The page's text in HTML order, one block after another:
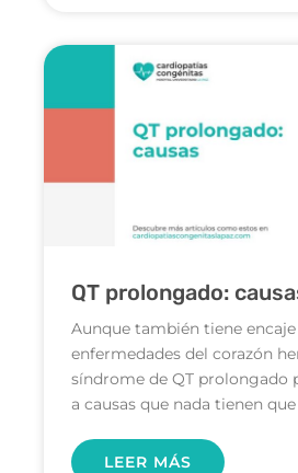
QT prolongado:
Aunque también tiene
enfermedades del corazón
síndrome de QT prolongado
a causas que nada tienen que
LEER MÁS